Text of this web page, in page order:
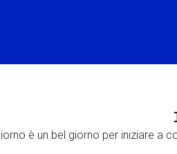
è un bel giorno per iniziare a